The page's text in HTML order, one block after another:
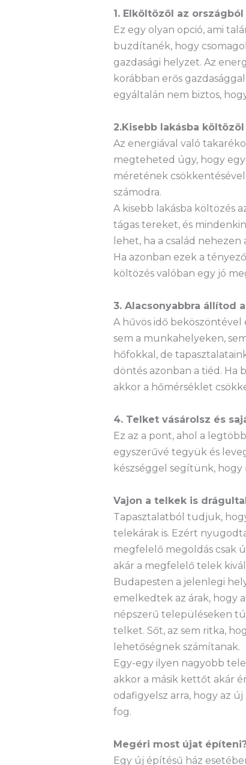
1. Elköltözöl az országból
Ez egy olyan opció, ami
buzdítanék, hogy
gazdasági helyzet. Az
korábban erős
egyáltalán nem biztos,
2.Kisebb lakásba költözöl
Az energiával való
megteheted úgy, hogy egy
méretének
számodra.
A kisebb lakásba költözés
tágas tereket, és
lehet, ha a család
Ha azonban ezek a
költözés valóban egy jó
3. Alacsonyabbra állítod
A hűvös idő
sem a munkahelyeken,
hőfokkal, de
döntés azonban a tiéd.
akkor a hőmérséklet
4. Telket vásárolsz és
Ez az a pont, ahol a
egyszerűvé tegyük és
készséggel segítünk,
Vajon a telkek is
Tapasztalatból tudjuk,
telekárak is. Ezért
megfelelő megoldás csak
akár a megfelelő telek
Budapesten a jelenlegi
emelkedtek az árak, hogy
népszerű településeken
telket. Sőt, az sem ritka,
lehetőségnek számítanak.
Egy-egy ilyen nagyobb
akkor a másik kettőt akár
odafigyelsz arra, hogy az
fog.
Megéri most újat
Egy új építésű ház